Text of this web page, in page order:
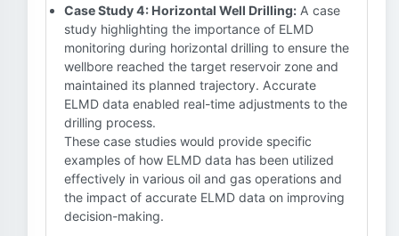
Case Study 4: Horizontal Well Drilling: A case
study highlighting the importance of ELMD
monitoring during horizontal drilling to ensure the
wellbore reached the target reservoir zone and
maintained its planned trajectory. Accurate
ELMD data enabled real-time adjustments to the
drilling process.
These case studies would provide specific
examples of how ELMD data has been utilized
effectively in various oil and gas operations and
the impact of accurate ELMD data on improving
decision-making.